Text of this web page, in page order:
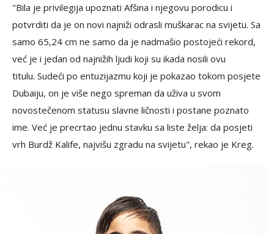
"Bila je privilegija upoznati Afšina i njegovu porodicu i
potvrditi da je on novi najniži odrasli muškarac na svijetu. Sa
samo 65,24 cm ne samo da je nadmašio postojeći rekord,
već je i jedan od najnižih ljudi koji su ikada nosili ovu
titulu. Sudeći po entuzijazmu koji je pokazao tokom posjete
Dubaiju, on je više nego spreman da uživa u svom
novostečenom statusu slavne ličnosti i postane poznato
ime. Već je precrtao jednu stavku sa liste želja: da posjeti
vrh Burdž Kalife, najvišu zgradu na svijetu", rekao je Kreg.